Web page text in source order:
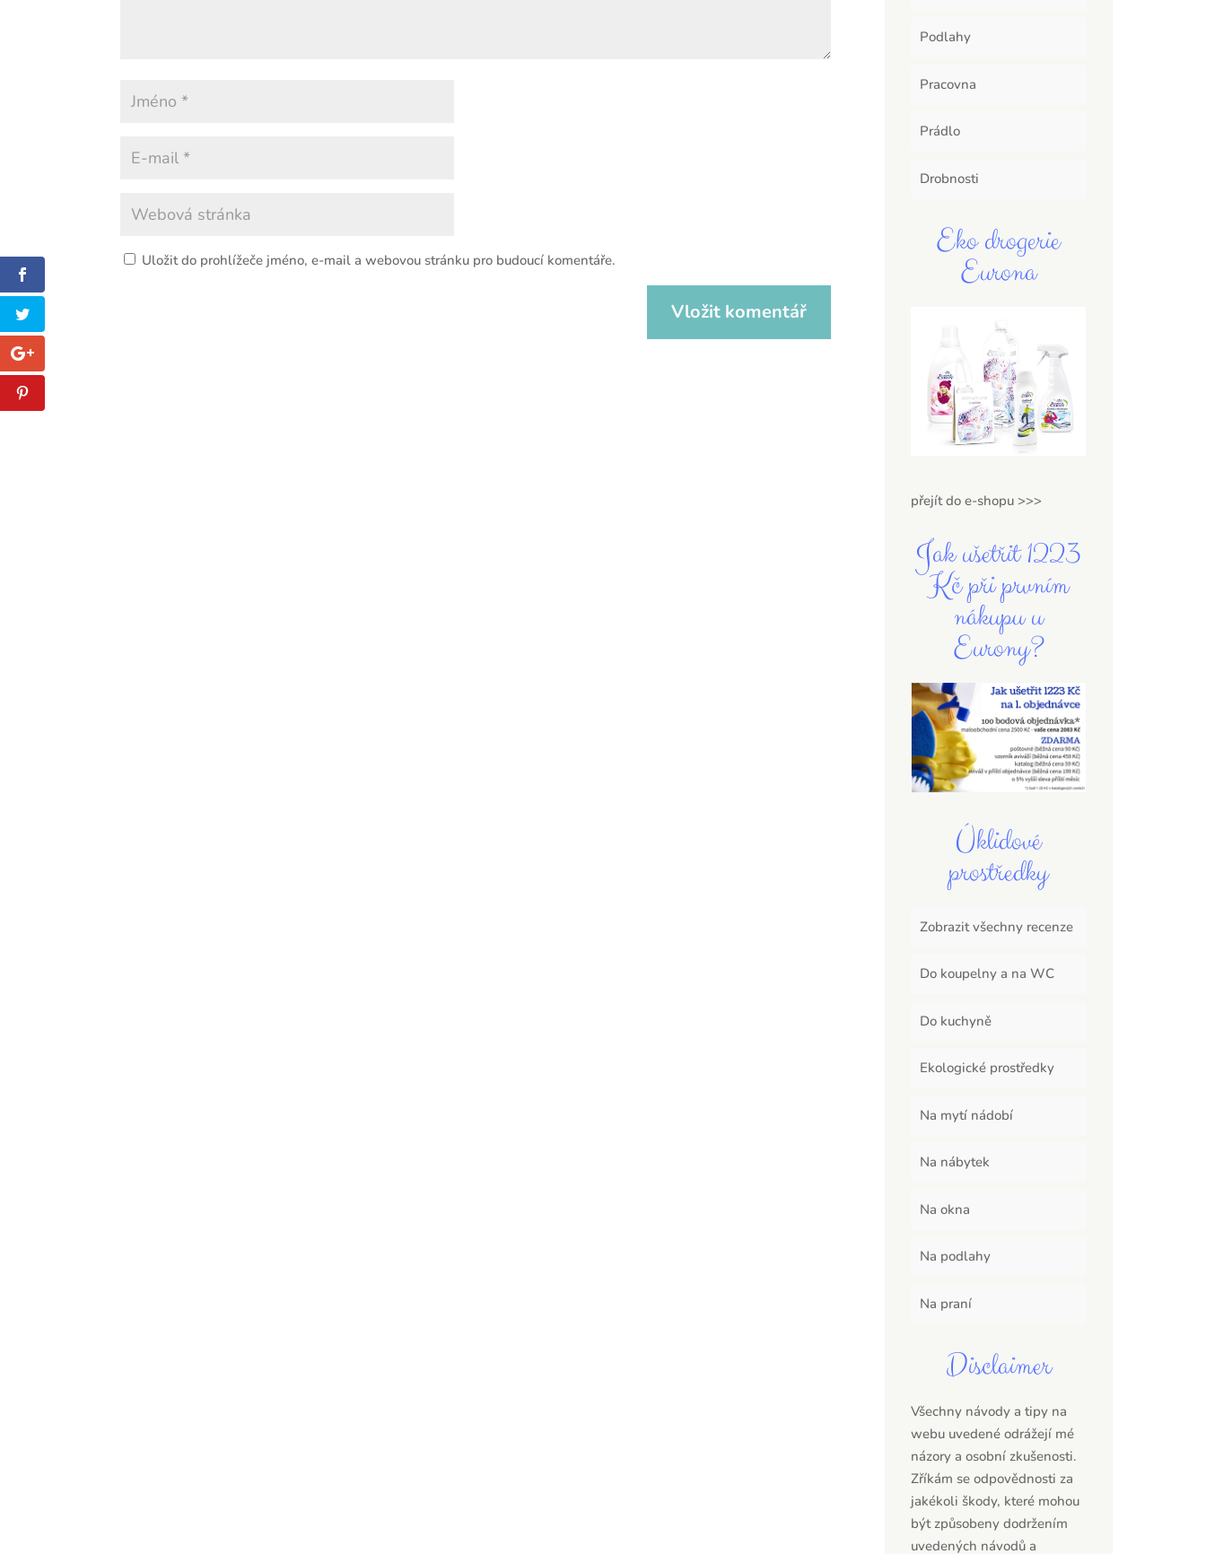
Uložit do prohlížeče jméno, e-mail a webovou stránku pro budoucí komentáře.
Podlahy
Pracovna
Prádlo
Drobnosti
Eko drogerie
Eurona
přejít do e-shopu >>>
Jak ušetřit 1223
Kč při prvním
nákupu u
Eurony?
Úklidové
prostředky
Zobrazit všechny recenze
Do koupelny a na WC
Do kuchyně
Ekologické prostředky
Na mytí nádobí
Na nábytek
Na okna
Na podlahy
Na praní
Disclaimer
Všechny návody a tipy na
webu uvedené odrážejí mé
názory a osobní zkušenosti.
Zříkám se odpovědnosti za
jakékoli škody, které mohou
být způsobeny dodržením
uvedených návodů a